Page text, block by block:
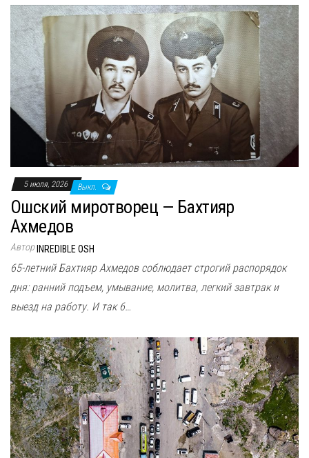
5 июля, 2026 Выкл.
Ошский миротворец — Бахтияр
Ахмедов
Автор INREDIBLE OSH
65-летний Бахтияр Ахмедов соблюдает строгий распорядок
дня: ранний подъем, умывание, молитва, легкий завтрак и
выезд на работу. И так 6…